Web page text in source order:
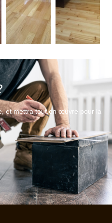
et mettra tout en œuvre pour la